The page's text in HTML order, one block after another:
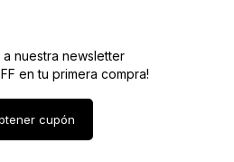
a nuestra newsletter
en tu primera compra!
cupón